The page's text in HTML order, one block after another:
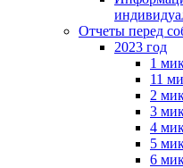
Отчеты перед
2023 год
1
11
2
3
4
5
6